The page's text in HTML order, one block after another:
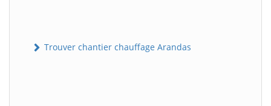
Trouver chantier chauffage Arandas